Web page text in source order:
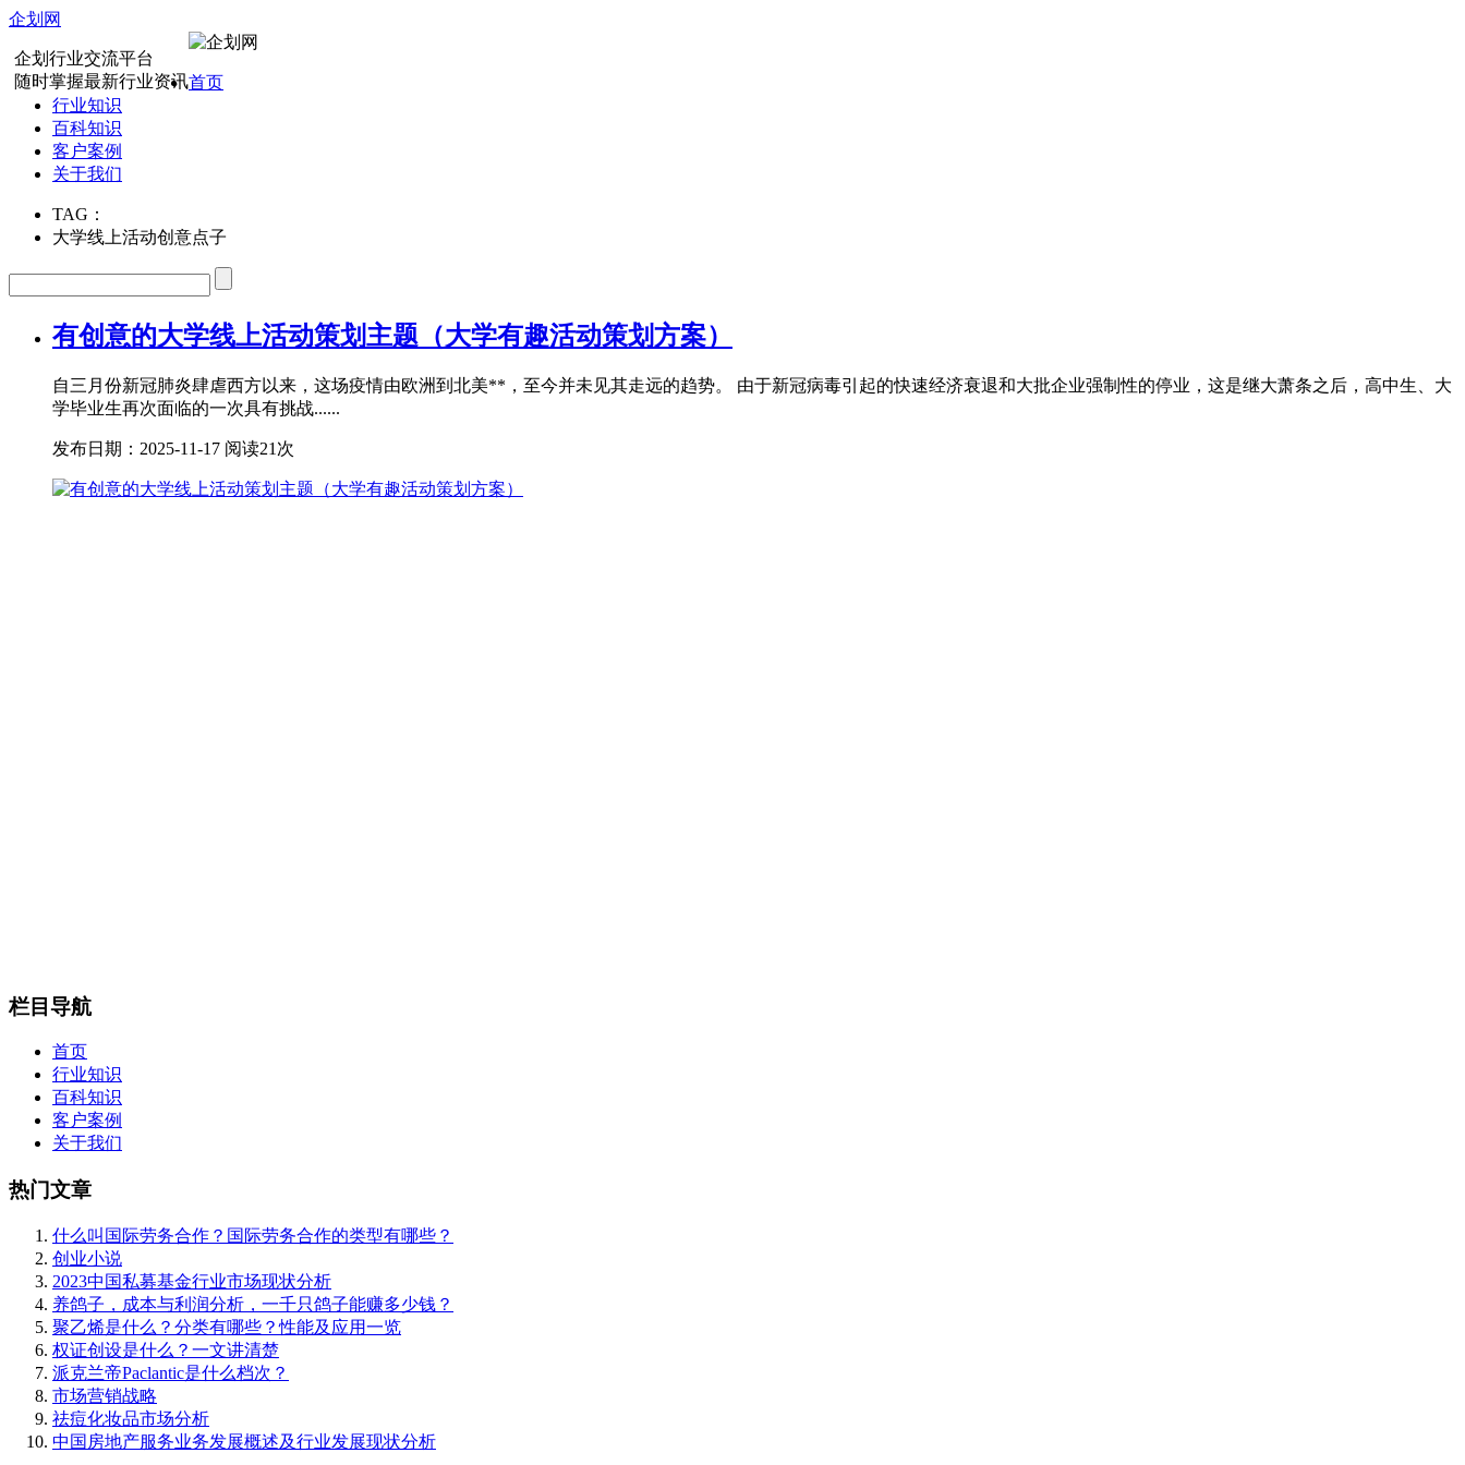
企划网
企划行业交流平台
随时掌握最新行业资讯首页
行业知识
百科知识
客户案例
关于我们
TAG：
大学线上活动创意点子
有创意的大学线上活动策划主题（大学有趣活动策划方案）
自三月份新冠肺炎肆虐西方以来，这场疫情由欧洲到北美**，至今并未见其走远的趋势。 由于新冠病毒引起的快速经济衰退和大批企业强制性的停业，这是继大萧条之后，高中生、大
学毕业生再次面临的一次具有挑战......
发布日期：2025-11-17 阅读21次
栏目导航
首页
行业知识
百科知识
客户案例
关于我们
热门文章
什么叫国际劳务合作？国际劳务合作的类型有哪些？
创业小说
2023中国私募基金行业市场现状分析
养鸽子，成本与利润分析，一千只鸽子能赚多少钱？
聚乙烯是什么？分类有哪些？性能及应用一览
权证创设是什么？一文讲清楚
派克兰帝Paclantic是什么档次？
市场营销战略
祛痘化妆品市场分析
中国房地产服务业务发展概述及行业发展现状分析